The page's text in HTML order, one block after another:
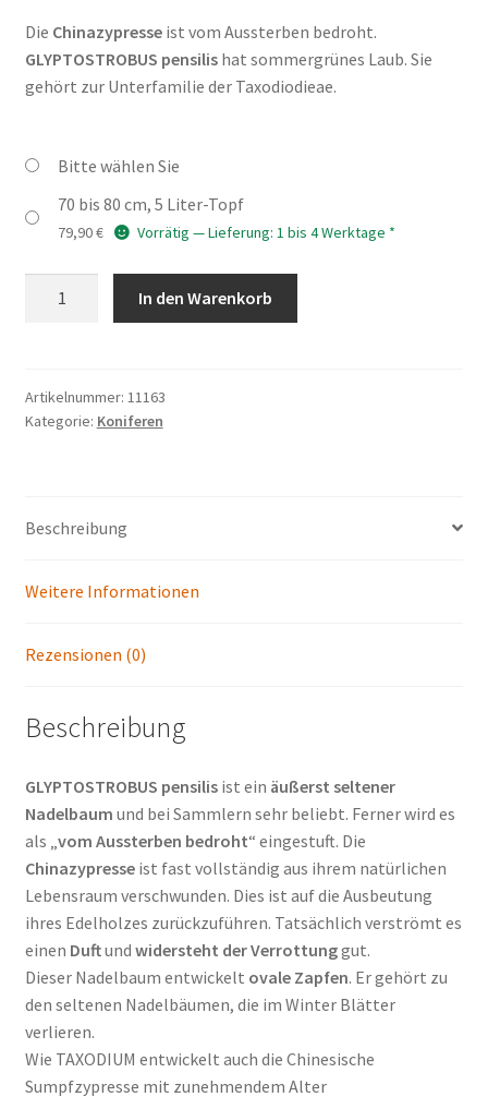
bis
149,90 €
Die Chinazypresseist vom Aussterben bedroht.
GLYPTOSTROBUS pensilishat sommergrünes Laub. Sie
gehört zur Unterfamilie der Taxodiodieae.
Bitte wählen Sie
70 bis 80 cm, 5 Liter-Topf
79,90€ Vorrätig — Lieferung: 1 bis 4 Werktage *
Menge
In den Warenkorb
Artikelnummer: 11163
Kategorie: Koniferen
Beschreibung
Weitere Informationen
Rezensionen (0)
Beschreibung
GLYPTOSTROBUS pensilisist ein äußerst seltener
Nadelbaum und bei Sammlern sehr beliebt. Ferner wird es
als „vom Aussterben bedroht“ eingestuft. Die
Chinazypresseist fast vollständig aus ihrem natürlichen
Lebensraum verschwunden. Dies ist auf die Ausbeutung
ihres Edelholzes zurückzuführen. Tatsächlich verströmt es
einen Duftund widersteht der Verrottunggut.
Dieser Nadelbaum entwickelt ovale Zapfen. Er gehört zu
den seltenen Nadelbäumen, die im Winter Blätter
verlieren.
Wie TAXODIUM entwickelt auch die Chinesische
Sumpfzypresse mit zunehmendem Alter